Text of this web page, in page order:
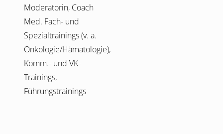
Moderatorin, Coach
Med. Fach- und
Spezialtrainings (v. a.
Onkologie/Hämatologie),
Komm.- und VK-
Trainings,
Führungstrainings